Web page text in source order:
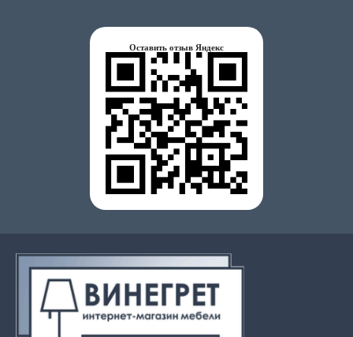
Оставить отзыв Яндекс